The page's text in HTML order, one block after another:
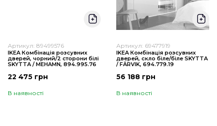
Артикул: 89499576
IKEA Комбінація розсувних
дверей, чорний/2 сторони білі
SKYTTA / MEHAMN, 894.995.76
22 475 грн
В наявності
Артикул: 69477919
IKEA Комбінація розсувних
дверей, скло біле/біле SKYTTA
/ FÄRVIK, 694.779.19
56 188 грн
В наявності